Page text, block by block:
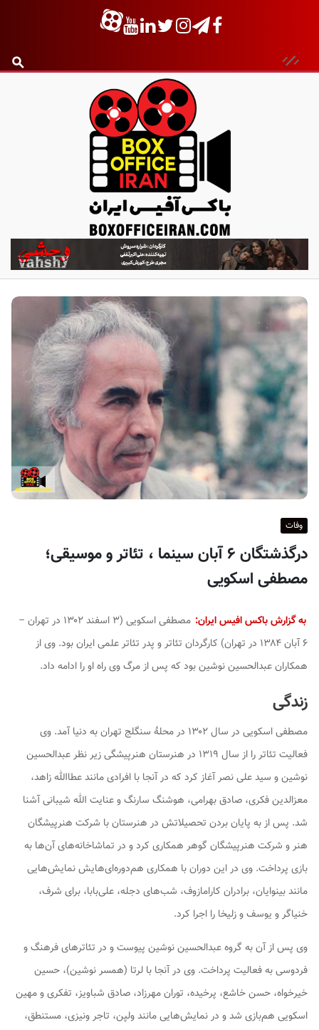
ب
ا
ک
س
ف
ی
س
ی
ن
وفات
درگذشتگان ۶ آبان سینما ، تئاتر و موسیقی؛
مصطفی اسکویی
به گزارش باکس افیس ایران:
مصطفی اسکویی (۳ اسفند ۱۳۰۲ در تهران –
۶ آبان ۱۳۸۴ در تهران) کارگردان تئاتر و پدر تئاتر علمی ایران بود. وی از
همکاران عبدالحسین نوشین بود که پس از مرگ وی راه او را ادامه داد.
زندگی
مصطفی اسکویی در سال ۱۳۰۲ در محلهٔ سنگلج تهران به دنیا آمد. وی
فعالیت تئاتر را از سال ۱۳۱۹ در هنرستان هنرپیشگی زیر نظر عبدالحسین
نوشین و سید علی نصر آغاز کرد که در آنجا با افرادی مانند عطاالله زاهد،
معزالدین فکری، صادق بهرامی، هوشنگ سارنگ و عنایت الله شیبانی آشنا
شد. پس از به پایان بردن تحصیلاتش در هنرستان با شرکت هنرپیشگان
هنر و شرکت هنرپیشگان گوهر همکاری کرد و در تماشاخانه‌های آن‌ها به
بازی پرداخت. وی در این دوران با همکاری هم‌دوره‌ای‌هایش نمایش‌هایی
مانند بینوایان، برادران کارامازوف، شب‌های دجله، علی‌بابا، برای شرف،
خنیاگر و یوسف و زلیخا را اجرا کرد.
وی پس از آن به گروه عبدالحسین نوشین پیوست و در تئاترهای فرهنگ و
فردوسی به فعالیت پرداخت. وی در آنجا با لرتا (همسر نوشین)، حسین
خیرخواه، حسن خاشع، پرخیده، توران مهرزاد، صادق شباویز، تفکری و مهین
اسکویی هم‌بازی شد و در نمایش‌هایی مانند ولپن، تاجر ونیزی، مستنطق،